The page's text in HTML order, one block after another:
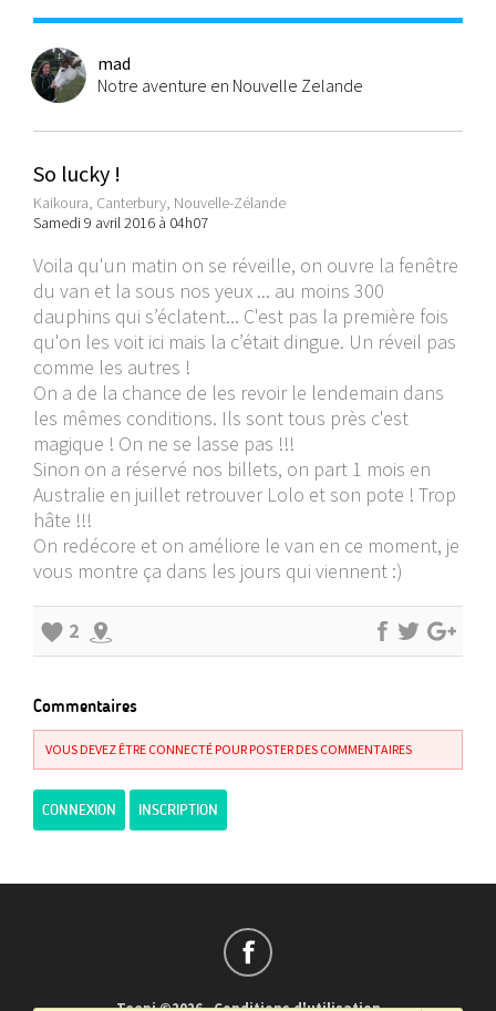
mad
Notre aventure en Nouvelle Zelande
So lucky !
Kaikoura, Canterbury, Nouvelle-Zélande
Samedi 9 avril 2016 à 04h07
Voila qu'un matin on se réveille, on ouvre la fenêtre
du van et la sous nos yeux ... au moins 300
dauphins qui s’éclatent... C'est pas la première fois
qu'on les voit ici mais la c’était dingue. Un réveil pas
comme les autres !
On a de la chance de les revoir le lendemain dans
les mêmes conditions. Ils sont tous près c'est
magique ! On ne se lasse pas !!!
Sinon on a réservé nos billets, on part 1 mois en
Australie en juillet retrouver Lolo et son pote ! Trop
hâte !!!
On redécore et on améliore le van en ce moment, je
vous montre ça dans les jours qui viennent :)
2
Commentaires
VOUS DEVEZ ÊTRE CONNECTÉ POUR POSTER DES COMMENTAIRES
CONNEXION INSCRIPTION